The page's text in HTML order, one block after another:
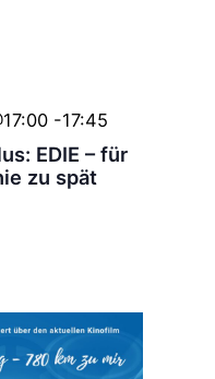
EDIE – für
zu spät
-17:45